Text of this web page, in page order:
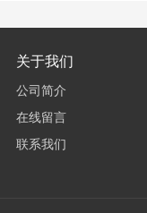
关于我们
公司简介
在线留言
联系我们